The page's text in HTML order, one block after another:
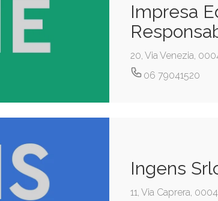
Impresa
20, Via Venezia,
06 79041520
Ingens
11, Via Caprera,